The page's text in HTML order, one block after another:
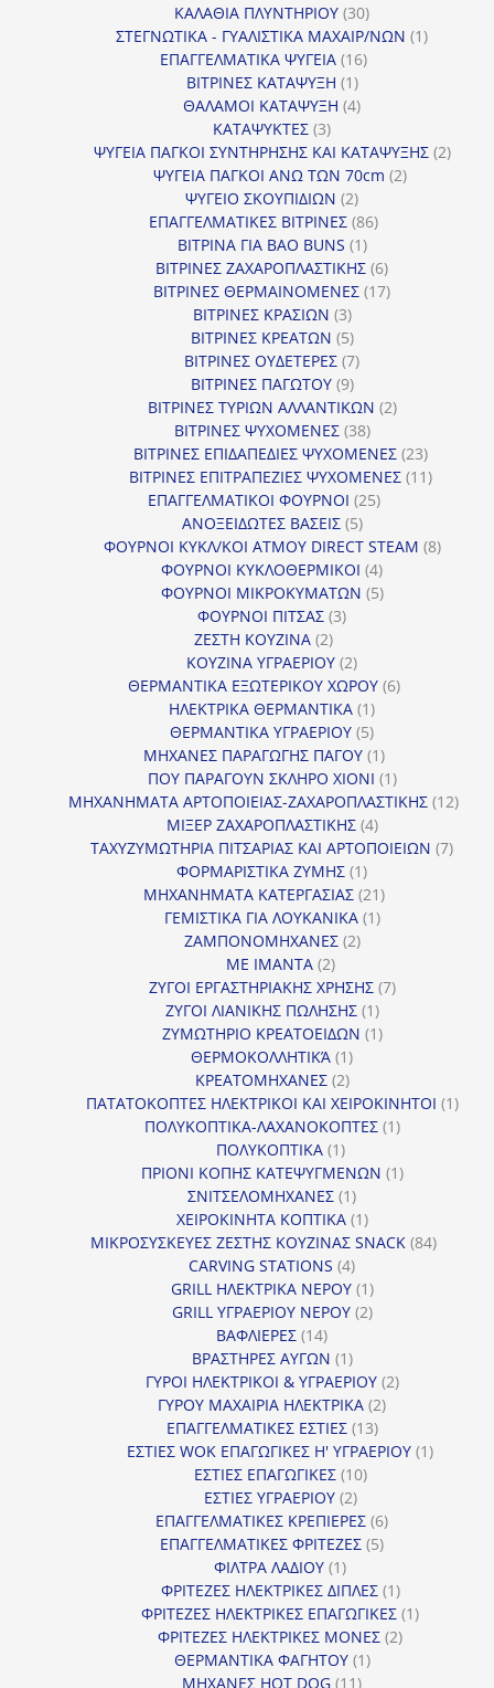
ΚΑΛΑΘΙΑ ΠΛΥΝΤΗΡΙΟΥ 3030
προϊόντα
ΣΤΕΓΝΩΤΙΚΑ - ΓΥΑΛΙΣΤΙΚΑ ΜΑΧΑΙΡ/ΝΩΝ 11
ΕΠΑΓΓΕΛΜΑΤΙΚΑ ΨΥΓΕΙΑ 1616
ΒΙΤΡΙΝΕΣ ΚΑΤΑΨΥΞΗ 11
προϊόν
ΘΑΛΑΜΟΙ ΚΑΤΑΨΥΞΗ 44
ΚΑΤΑΨΥΚΤΕΣ 33
προϊόντα
ΨΥΓΕΙΑ ΠΑΓΚΟΙ ΣΥΝΤΗΡΗΣΗΣ ΚΑΙ ΚΑΤΑΨΥΞΗΣ 22
ΨΥΓΕΙΑ ΠΑΓΚΟΙ ΑΝΩ ΤΩΝ 70cm 22
ΨΥΓΕΙΟ ΣΚΟΥΠΙΔΙΩΝ 22
προϊόντα
ΕΠΑΓΓΕΛΜΑΤΙΚΕΣ ΒΙΤΡΙΝΕΣ 8686
ΒΙΤΡΙΝΑ ΓΙΑ BAO BUNS 11
προϊόν
ΒΙΤΡΙΝΕΣ ΖΑΧΑΡΟΠΛΑΣΤΙΚΗΣ 66
προϊόντα
ΒΙΤΡΙΝΕΣ ΘΕΡΜΑΙΝΟΜΕΝΕΣ 1717
ΒΙΤΡΙΝΕΣ ΚΡΑΣΙΩΝ 33
προϊόντα
ΒΙΤΡΙΝΕΣ ΚΡΕΑΤΩΝ 55
προϊόντα
ΒΙΤΡΙΝΕΣ ΟΥΔΕΤΕΡΕΣ 77
ΒΙΤΡΙΝΕΣ ΠΑΓΩΤΟΥ 99
προϊόντα
ΒΙΤΡΙΝΕΣ ΤΥΡΙΩΝ ΑΛΛΑΝΤΙΚΩΝ 22
ΒΙΤΡΙΝΕΣ ΨΥΧΟΜΕΝΕΣ 3838
προϊόντα
ΒΙΤΡΙΝΕΣ ΕΠΙΔΑΠΕΔΙΕΣ ΨΥΧΟΜΕΝΕΣ 2323
προϊόντα
ΒΙΤΡΙΝΕΣ ΕΠΙΤΡΑΠΕΖΙΕΣ ΨΥΧΟΜΕΝΕΣ 1111
ΕΠΑΓΓΕΛΜΑΤΙΚΟΙ ΦΟΥΡΝΟΙ 2525
ΑΝΟΞΕΙΔΩΤΕΣ ΒΑΣΕΙΣ 55
προϊόντα
ΦΟΥΡΝΟΙ ΚΥΚΛ/ΚΟΙ ΑΤΜΟΥ DIRECT STEAM 88
ΦΟΥΡΝΟΙ ΚΥΚΛΟΘΕΡΜΙΚΟΙ 44
προϊόντα
ΦΟΥΡΝΟΙ ΜΙΚΡΟΚΥΜΑΤΩΝ 55
ΦΟΥΡΝΟΙ ΠΙΤΣΑΣ 33
ΖΕΣΤΗ ΚΟΥΖΙΝΑ 22
προϊόντα
ΚΟΥΖΙΝΑ ΥΓΡΑΕΡΙΟΥ 22
προϊόντα
ΘΕΡΜΑΝΤΙΚΑ ΕΞΩΤΕΡΙΚΟΥ ΧΩΡΟΥ 66
ΗΛΕΚΤΡΙΚΑ ΘΕΡΜΑΝΤΙΚΑ 11
προϊόν
ΘΕΡΜΑΝΤΙΚΑ ΥΓΡΑΕΡΙΟΥ 55
προϊόντα
ΜΗΧΑΝΕΣ ΠΑΡΑΓΩΓΗΣ ΠΑΓΟΥ 11
προϊόν
ΠΟΥ ΠΑΡΑΓΟΥΝ ΣΚΛΗΡΟ ΧΙΟΝΙ 11
προϊόν
ΜΗΧΑΝΗΜΑΤΑ ΑΡΤΟΠΟΙΕΙΑΣ-ΖΑΧΑΡΟΠΛΑΣΤΙΚΗΣ 1212
ΜΙΞΕΡ ΖΑΧΑΡΟΠΛΑΣΤΙΚΗΣ 44
προϊόντα
ΤΑΧΥΖΥΜΩΤΗΡΙΑ ΠΙΤΣΑΡΙΑΣ ΚΑΙ ΑΡΤΟΠΟΙΕΙΩΝ 77
ΦΟΡΜΑΡΙΣΤΙΚΑ ΖΥΜΗΣ 11
προϊόν
ΜΗΧΑΝΗΜΑΤΑ ΚΑΤΕΡΓΑΣΙΑΣ 2121
προϊόντα
ΓΕΜΙΣΤΙΚΑ ΓΙΑ ΛΟΥΚΑΝΙΚΑ 11
ΖΑΜΠΟΝΟΜΗΧΑΝΕΣ 22
ΜΕ ΙΜΑΝΤΑ 22
προϊόντα
ΖΥΓΟΙ ΕΡΓΑΣΤΗΡΙΑΚΗΣ ΧΡΗΣΗΣ 77
ΖΥΓΟΙ ΛΙΑΝΙΚΗΣ ΠΩΛΗΣΗΣ 11
προϊόν
ΖΥΜΩΤΗΡΙΟ ΚΡΕΑΤΟΕΙΔΩΝ 11
ΘΕΡΜΟΚΟΛΛΗΤΙΚΆ 11
προϊόν
ΚΡΕΑΤΟΜΗΧΑΝΕΣ 22
προϊόντα
ΠΑΤΑΤΟΚΟΠΤΕΣ ΗΛΕΚΤΡΙΚΟΙ ΚΑΙ ΧΕΙΡΟΚΙΝΗΤΟΙ 11
ΠΟΛΥΚΟΠΤΙΚΑ-ΛΑΧΑΝΟΚΟΠΤΕΣ 11
ΠΟΛΥΚΟΠΤΙΚΑ 11
προϊόν
ΠΡΙΟΝΙ ΚΟΠΗΣ ΚΑΤΕΨΥΓΜΕΝΩΝ 11
ΣΝΙΤΣΕΛΟΜΗΧΑΝΕΣ 11
προϊόν
ΧΕΙΡΟΚΙΝΗΤΑ ΚΟΠΤΙΚΑ 11
προϊόν
ΜΙΚΡΟΣΥΣΚΕΥΕΣ ΖΕΣΤΗΣ ΚΟΥΖΙΝΑΣ SNACK 8484
CARVING STATIONS 44
προϊόντα
GRILL ΗΛΕΚΤΡΙΚΑ ΝΕΡΟΥ 11
προϊόν
GRILL ΥΓΡΑΕΡΙΟΥ ΝΕΡΟΥ 22
ΒΑΦΛΙΕΡΕΣ 1414
προϊόντα
ΒΡΑΣΤΗΡΕΣ ΑΥΓΩΝ 11
προϊόν
ΓΥΡΟΙ ΗΛΕΚΤΡΙΚΟΙ & ΥΓΡΑΕΡΙΟΥ 22
ΓΥΡΟΥ ΜΑΧΑΙΡΙΑ ΗΛΕΚΤΡΙΚΑ 22
ΕΠΑΓΓΕΛΜΑΤΙΚΕΣ ΕΣΤΙΕΣ 1313
προϊόντα
ΕΣΤΙΕΣ WOK ΕΠΑΓΩΓΙΚΕΣ Η' ΥΓΡΑΕΡΙΟΥ 11
ΕΣΤΙΕΣ ΕΠΑΓΩΓΙΚΕΣ 1010
ΕΣΤΙΕΣ ΥΓΡΑΕΡΙΟΥ 22
προϊόντα
ΕΠΑΓΓΕΛΜΑΤΙΚΕΣ ΚΡΕΠΙΕΡΕΣ 66
προϊόντα
ΕΠΑΓΓΕΛΜΑΤΙΚΕΣ ΦΡΙΤΕΖΕΣ 55
ΦΙΛΤΡΑ ΛΑΔΙΟΥ 11
προϊόν
ΦΡΙΤΕΖΕΣ ΗΛΕΚΤΡΙΚΕΣ ΔΙΠΛΕΣ 11
προϊόν
ΦΡΙΤΕΖΕΣ ΗΛΕΚΤΡΙΚΕΣ ΕΠΑΓΩΓΙΚΕΣ 11
ΦΡΙΤΕΖΕΣ ΗΛΕΚΤΡΙΚΕΣ ΜΟΝΕΣ 22
ΘΕΡΜΑΝΤΙΚΑ ΦΑΓΗΤΟΥ 11
ΜΗΧΑΝΕΣ HOT DOG 1111